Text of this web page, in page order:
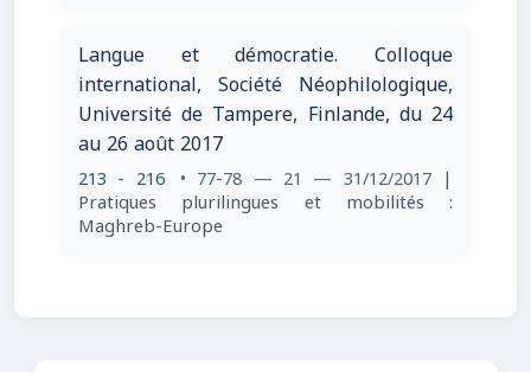
Langue et démocratie. Colloque
international, Société Néophilologique,
Université de Tampere, Finlande, du 24
au 26 août 2017
213 - 216 • 77-78 — 21 — 31/12/2017 |
Pratiques plurilingues et mobilités :
Maghreb-Europe